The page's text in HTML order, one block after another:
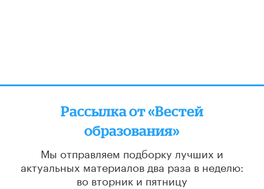
Рассылка от «Вестей
образования»
Мы отправляем подборку лучших и
актуальных материалов два раза в неделю:
во вторник и пятницу